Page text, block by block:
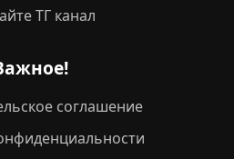
ТГ канал
соглашение